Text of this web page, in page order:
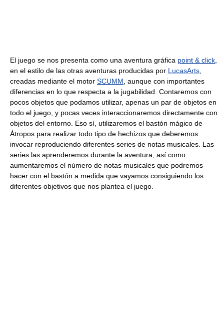
El juego se nos presenta como una aventura gráfica point & click
en el estilo de las otras aventuras producidas por LucasArts
creadas mediante el motor SCUMM , aunque con importantes
diferencias en lo que respecta a la jugabilidad. Contaremos con
pocos objetos que podamos utilizar, apenas un par de objetos en
todo el juego, y pocas veces interaccionaremos directamente con
objetos del entorno. Eso sí, utilizaremos el bastón mágico de
Átropos para realizar todo tipo de hechizos que deberemos
invocar reproduciendo diferentes series de notas musicales. Las
series las aprenderemos durante la aventura, así como
aumentaremos el número de notas musicales que podremos
hacer con el bastón a medida que vayamos consiguiendo los
diferentes objetivos que nos plantea el juego.